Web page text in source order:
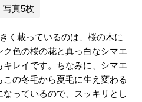
写真5枚
く載っているのは、桜の木に
色の桜の花と真っ白なシマエ
レイです。ちなみに、シマエ
の冬毛から夏毛に生え変わる
っているので、スッキリとし